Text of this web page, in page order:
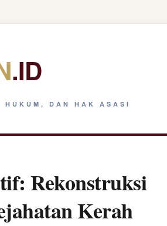
.ID
HUKUM, DAN HAK ASASI
Rekonstruksi
Kerah